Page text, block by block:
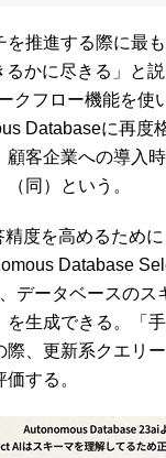
推進する際に最
かに尽きる」と
クフロー機能を
Databaseに再度
客企業への導入
同）という。
度を高めるため
Database
データベースの
を生成できる。「
際、更新系クエリ
する。